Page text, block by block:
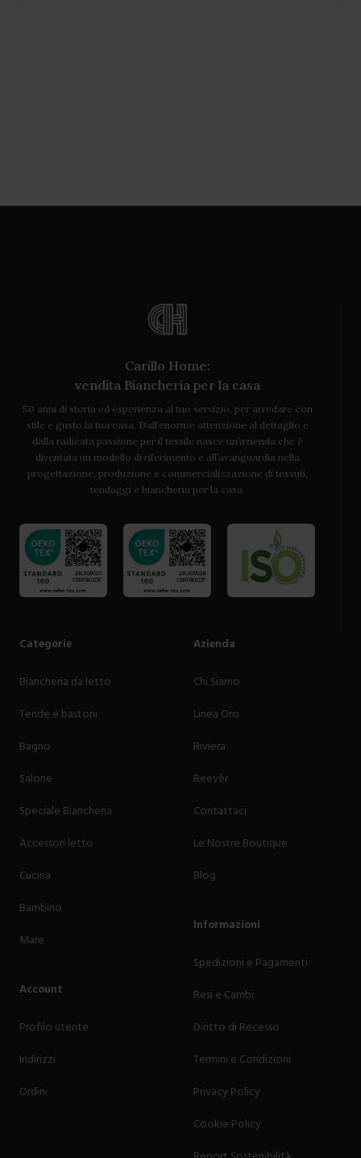
Carillo Home:
vendita Biancheria per la casa
50 anni di storia ed esperienza al tuo servizio, per arredare con
stile e gusto la tua casa. Dall’enorme attenzione al dettaglio e
dalla radicata passione per il tessile nasce un’azienda che è
diventata un modello di riferimento e all’avanguardia nella
progettazione, produzione e commercializzazione di tessuti,
tendaggi e biancheria per la casa.
Categorie
Biancheria da letto
Tende e bastoni
Bagno
Salone
Speciale Biancheria
Accessori letto
Cucina
Bambino
Mare
Account
Profilo utente
Indirizzi
Ordini
Azienda
Chi Siamo
Linea Oro
Riviera
Reevèr
Contattaci
Le Nostre Boutique
Blog
Informazioni
Spedizioni e Pagamenti
Resi e Cambi
Diritto di Recesso
Termini e Condizioni
Privacy Policy
Cookie Policy